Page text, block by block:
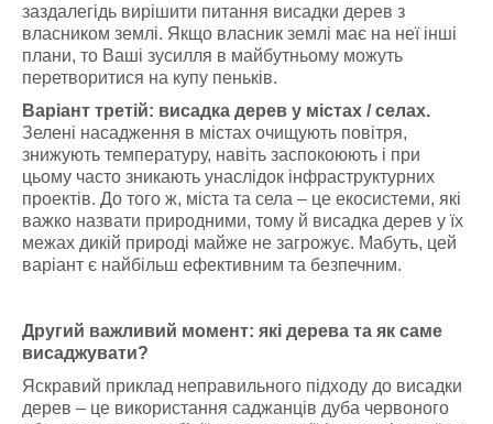
заздалегідь вирішити питання висадки дерев з
власником землі. Якщо власник землі має на неї інші
плани, то Ваші зусилля в майбутньому можуть
перетворитися на купу пеньків.
Варіант третій: висадка дерев у містах / селах.
Зелені насадження в містах очищують повітря,
знижують температуру, навіть заспокоюють і при
цьому часто зникають унаслідок інфраструктурних
проектів. До того ж, міста та села – це екосистеми, які
важко назвати природними, тому й висадка дерев у їх
межах дикій природі майже не загрожує. Мабуть, цей
варіант є найбільш ефективним та безпечним.
Другий важливий момент: які дерева та як саме
висаджувати?
Яскравий приклад неправильного підходу до висадки
дерев – це використання саджанців дуба червоного